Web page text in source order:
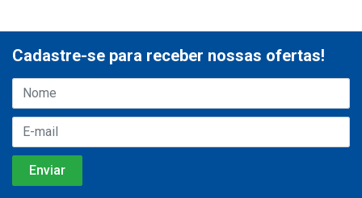
Cadastre-se para receber nossas ofertas!